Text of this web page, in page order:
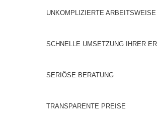
UNKOMPLIZIERTE ARBEITSWEISE
SCHNELLE UMSETZUNG IHRER
SERIÖSE BERATUNG
TRANSPARENTE PREISE